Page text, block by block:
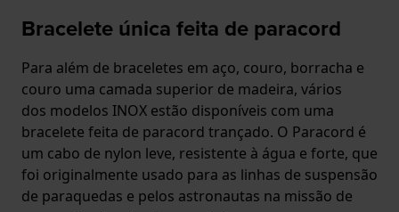
Bracelete única feita de paracord
Para além de braceletes em aço, couro, borracha e
couro uma camada superior de madeira, vários
dos modelos INOX estão disponíveis com uma
bracelete feita de paracord trançado. O Paracord é
um cabo de nylon leve, resistente à água e forte, que
foi originalmente usado para as linhas de suspensão
de paraquedas e pelos astronautas na missão de